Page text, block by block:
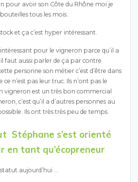
pour avoir son Côte du Rhône moi je
tous les mois.
et ça c’est hyper intéressant.
pour le vigneron parce qu’il a
faut aussi parler de ça par contre
personne son métier c’est d’être dans
ce n’est pas leur truc. Ils n’ont pas le
vigneron est un très bon commercial
c’est qu’il a d’autres personnes au
Ils ont très très peu de temps.
Stéphane s’est orienté
en tant qu’écopreneur
aujourd’hui …